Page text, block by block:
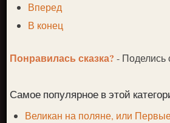
Вперед
В конец
Понравилась сказка?- Поделись
Самое популярное в этой
Великан на поляне, или